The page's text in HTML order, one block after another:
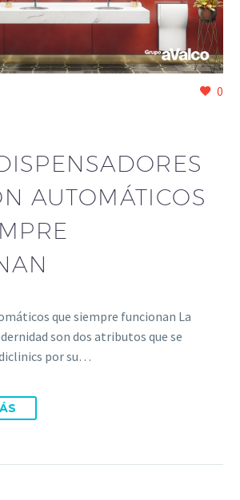
0
AUTOMÁTICOS
que siempre funcionan La
son dos atributos que se
por su…